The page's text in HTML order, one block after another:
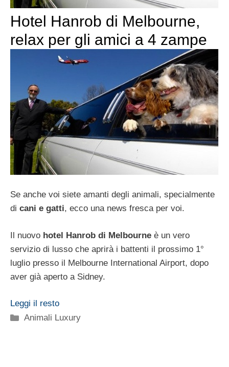
Hotel Hanrob di Melbourne,
relax per gli amici a 4 zampe
Se anche voi siete amanti degli animali, specialmente
di cani e gatti, ecco una news fresca per voi.
Il nuovo hotel Hanrob di Melbourne è un vero
servizio di lusso che aprirà i battenti il prossimo 1°
luglio presso il Melbourne International Airport, dopo
aver già aperto a Sidney.
Leggi il resto
Categorie
Animali Luxury